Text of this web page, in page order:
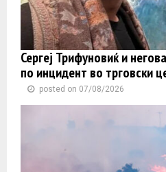
Сергеј Трифуновиќ и
по инцидент во трговски
posted on 07/08/2026